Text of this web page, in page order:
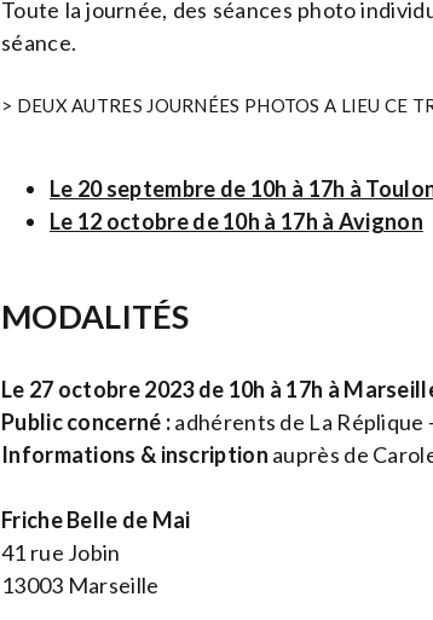
Toute la journée, des séances photo
séance.
> DEUX AUTRES JOURNÉES PHOTOS A LIEU CE
Le 20 septembre de 10h à 17h à
Le 12 octobre de 10h à 17h à Avignon
MODALITÉS
Le 27 octobre 2023 de 10h à 17h à
Public concerné :adhérents de La Réplique
Informations & inscription auprès de
Friche Belle de Mai
41 rue Jobin
13003 Marseille